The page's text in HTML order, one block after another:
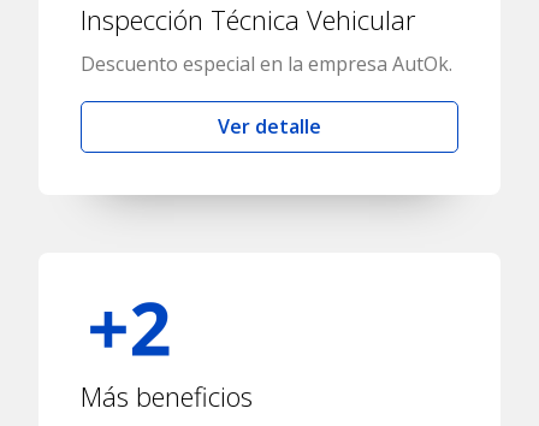
Inspección Técnica Vehicular
Descuento especial en la empresa AutOk.
Ver detalle
Más beneficios